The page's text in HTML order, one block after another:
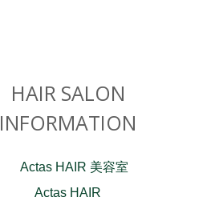
HAIR SALON
INFORMATION
Actas HAIR